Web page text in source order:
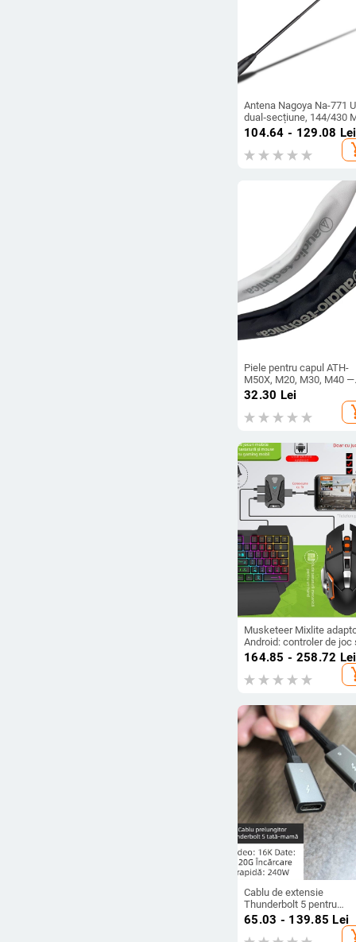
Antena Nagoya Na-771
dual‑secțiune, 144/430
rază 1,5–3 km; distanță
teoretică 5–10 km;
emisie 10 W; anti-
104.64 - 129.08 Lei
Piele pentru capul ATH-
M50X, M20, M30, M40 —
Piele proteică,
după mostră, 1 pachet
32.30 Lei
Musketeer Mixlite
Android: controler de joc
convertor tastatură/
— USB, Bluetooth, ABS,
pentru un singur utilizator
164.85 - 258.72 Lei
Cablu de extensie
Thunderbolt 5 pentru
carcase de hard disk,
transfer de date la viteză
65.03 - 139.85 Lei